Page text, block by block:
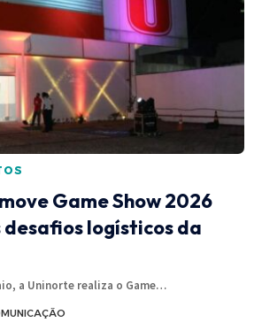
Game Show 2026
desafios logísticos da
a Uninorte realiza o Game…